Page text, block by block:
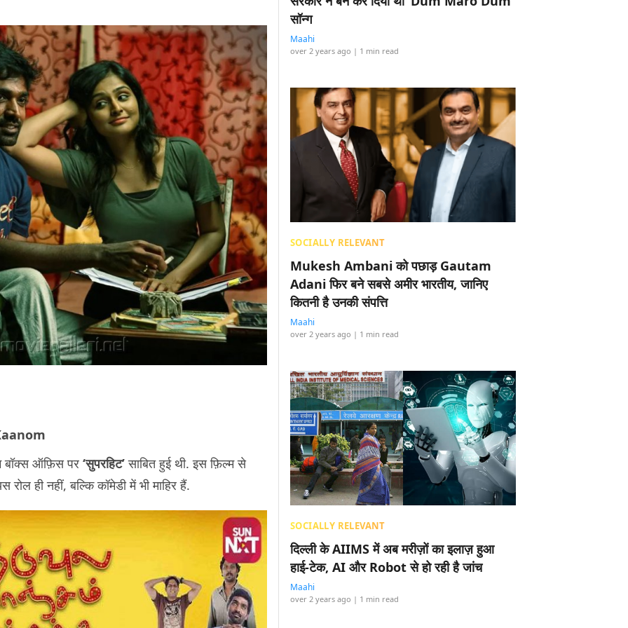
बॉक्स ऑफ़िस पर ‘सुपरहिट’साबित हुई थी. इस फ़िल्म से
ही नहीं, बल्कि कॉमेडी में भी माहिर हैं.
सॉन्ग
Maahi
over 2 years ago | 1 min read
SOCIALLY RELEVANT
Mukesh Ambani को पछाड़ Gautam
Adani फिर बने सबसे अमीर भारतीय, जानिए
कितनी है उनकी संपत्ति
Maahi
over 2 years ago | 1 min read
SOCIALLY RELEVANT
दिल्ली के AIIMS में अब मरीज़ों का इलाज़ हुआ
हाई-टेक, AI और Robot से हो रही है जांच
Maahi
over 2 years ago | 1 min read